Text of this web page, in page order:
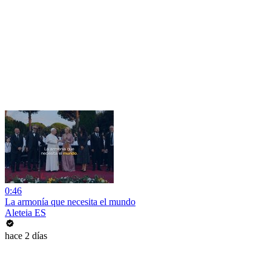
0:46
La armonía que necesita el mundo
Aleteia ES
hace 2 días